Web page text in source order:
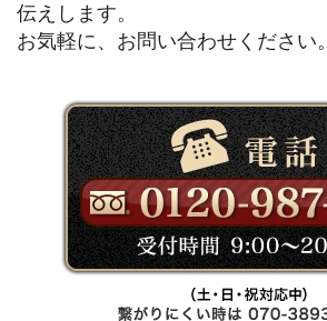
伝えします。
お気軽に、お問い合わせください。